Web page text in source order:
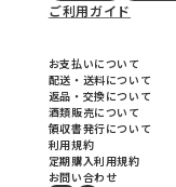
ご利用ガイド
お支払いについて
配送・送料について
返品・交換について
酒類販売について
領収書発行について
利用規約
定期購入利用規約
お問い合わせ